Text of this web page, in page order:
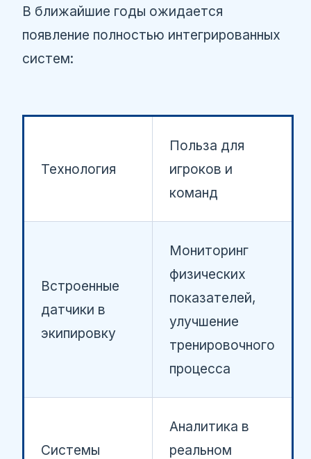
В ближайшие годы ожидается
появление полностью интегрированных
систем:
Технология
Польза для
игроков и
команд
Встроенные
датчики в
экипировку
Мониторинг
физических
показателей,
улучшение
тренировочного
процесса
Системы
Аналитика в
реальном